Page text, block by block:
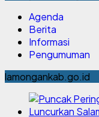
Agenda
Berita
Informasi
Pengumuman
lamongankab.go.id